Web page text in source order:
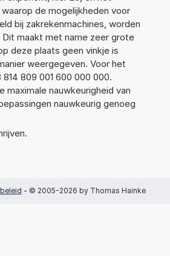
de mogelijkheden voor
bij zakrekenmachines, worden
Dit maakt met name zeer grote
deze plaats geen vinkje is
weergegeven. Voor het
809 001 600 000 000.
maximale nauwkeurigheid van
nauwkeurig genoeg
- © 2005-2026 by Thomas Hainke